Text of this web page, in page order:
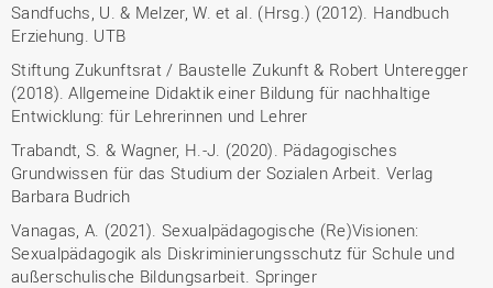
Sandfuchs, U. & Melzer, W. et al. (Hrsg.) (2012). Handbuch
Erziehung. UTB
Stiftung Zukunftsrat / Baustelle Zukunft & Robert Unteregger
(2018). Allgemeine Didaktik einer Bildung für nachhaltige
Entwicklung: für Lehrerinnen und Lehrer
Trabandt, S. & Wagner, H.-J. (2020). Pädagogisches
Grundwissen für das Studium der Sozialen Arbeit. Verlag
Barbara Budrich
Vanagas, A. (2021). Sexualpädagogische (Re)Visionen:
Sexualpädagogik als Diskriminierungsschutz für Schule und
außerschulische Bildungsarbeit. Springer